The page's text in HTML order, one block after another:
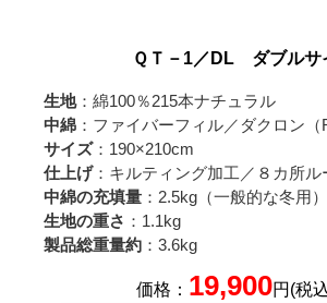
ＱＴ－1／DL ダブルサ
生地：綿100％215本ナチュラル
中綿 ：ファイバーフィル／ダクロン
サイズ：190×210cm
仕上げ：キルティング加工／８カ所ル
中綿の充填量 ：2.5kg（一般的な冬用）
生地の重さ ：1.1kg
製品総重量約 ：3.6kg
価格： 19,900円(税